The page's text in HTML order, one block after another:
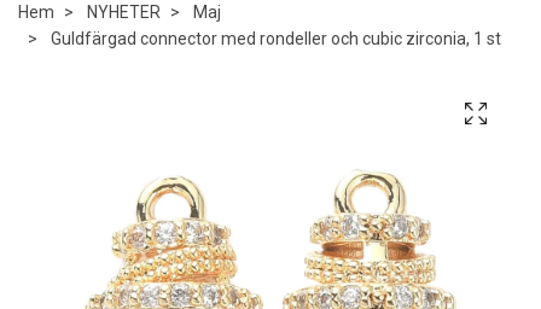
Hem NYHETER
Maj
Guldfärgad connector med rondeller och cubic zirconia, 1 st